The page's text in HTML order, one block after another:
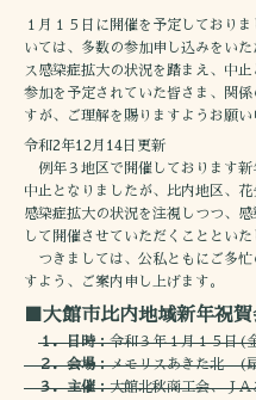
１月１５日に開催を予定しており
いては、多数の参加申し込みをい
ス感染症拡大の状況を踏まえ、中
参加を予定されていた皆さま、関
すが、ご理解を賜りますようお願い
令和2年12月14日更新
例年３地区で開催しております新
中止となりましたが、比内地区、
感染症拡大の状況を注視しつつ、
して開催させていただくことといた
つきましては、公私ともにご多忙
すよう、ご案内申し上げます。
■大館市比内地域新年祝賀
１．日時：令和３年１月１５日(
２．会場：メモリスあきた北 (
３．主催：大館北秋商工会、ＪＡ